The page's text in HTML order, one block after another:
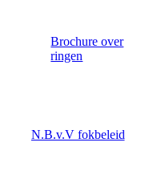
Brochure over
ringen
N.B.v.V fokbeleid